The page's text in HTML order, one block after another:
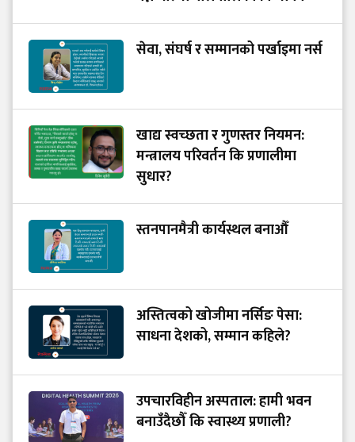
सेवा, संघर्ष र सम्मानको पर्खाइमा नर्स
खाद्य स्वच्छता र गुणस्तर नियमन:
मन्त्रालय परिवर्तन कि प्रणालीमा
सुधार?
स्तनपानमैत्री कार्यस्थल बनाऔँ
अस्तित्वको खोजीमा नर्सिङ पेसा:
साधना देशको, सम्मान कहिले?
उपचारविहीन अस्पताल: हामी भवन
बनाउँदैछौँ कि स्वास्थ्य प्रणाली?